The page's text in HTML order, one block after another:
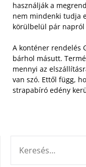
használják a
nem mindenki tudja
körülbelül pár napról
A konténer rendelés
bárhol másutt.
mennyi az
van szó. Ettől függ,
strapabíró edény